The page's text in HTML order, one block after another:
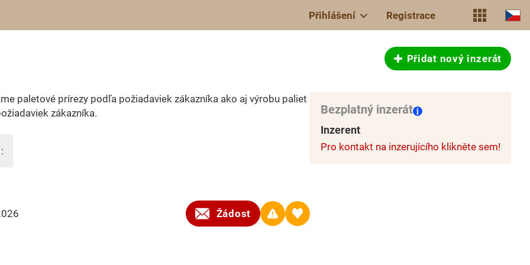
Přihlášení Registrace
Přidat nový inzerát
paletové prírezy podľa požiadaviek zákazníka ako aj výrobu paliet
zákazníka.
Žádost
Bezplatný inzerát
Inzerent
Pro kontakt na inzerujícího klikněte sem!